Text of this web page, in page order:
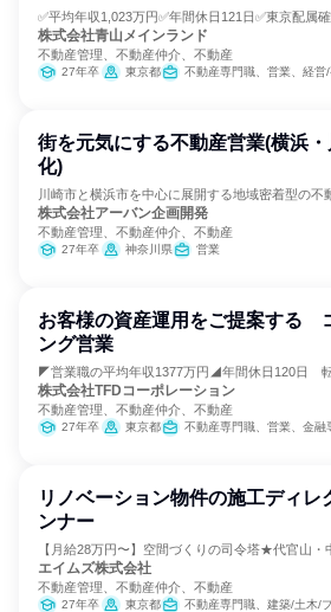
✅平均年収1,023万円✅年間休日121日✅東京配属
株式会社青山メインランド
不動産管理、不動産仲介、不動産
27年卒 東京都 不動産専門職、営業、経営
街を元気にする不動産営業(横浜
化)
川崎市と横浜市を中心に展開する地域密着型の不
株式会社アーバン企画開発
不動産管理、不動産仲介、不動産
27年卒 神奈川県 営業
お客様の資産運用をご提案する
ング営業
◤営業職の平均年収1377万円◢年間休日120日
株式会社TFDコーポレーション
不動産管理、不動産仲介、不動産
27年卒 東京都 不動産専門職、営業、金融
リノベーション物件の施工ディレ
ンナー
【月給28万円〜】空間づくりの司令塔★代官山・
エイムズ株式会社
不動産管理、不動産仲介、不動産
27年卒 東京都 不動産専門職、建築/土木/